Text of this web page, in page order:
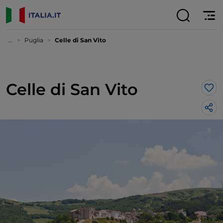
... Puglia Celle di San Vito
Celle di San Vito